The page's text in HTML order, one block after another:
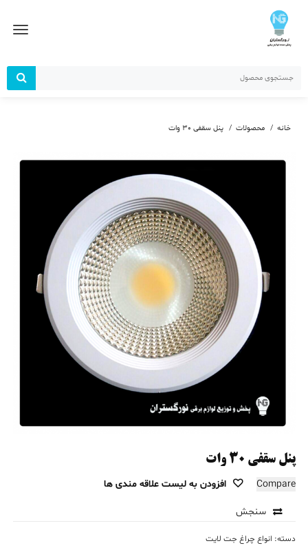
خانه محصولات پنل سقفی 30 وات
پنل سقفی ۳۰ وات
Compare افزودن به لیست علاقه مندی ها
سنجش
دسته: انواع چراغ جت لایت